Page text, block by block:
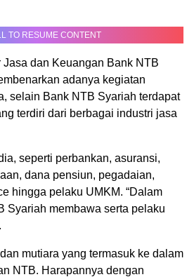
TO RESUME CONTENT
Jasa dan Keuangan Bank NTB
adanya kegiatan
selain Bank NTB Syariah terdapat
terdiri dari berbagai industri jasa
seperti perbankan, asuransi,
dana pensiun, pegadaian,
hingga pelaku UMKM. “Dalam
Syariah membawa serta pelaku
mutiara yang termasuk ke dalam
NTB. Harapannya dengan